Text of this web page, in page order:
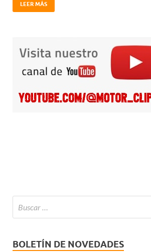
LEER MÁS
BOLETÍN DE NOVEDADES